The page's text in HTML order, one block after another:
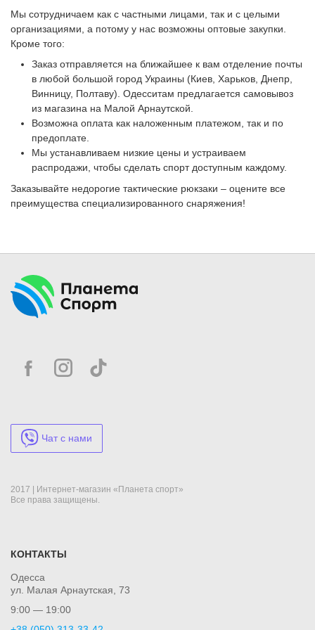
Мы сотрудничаем как с частными лицами, так и с целыми
организациями, а потому у нас возможны оптовые закупки.
Кроме того:
Заказ отправляется на ближайшее к вам отделение почты
в любой большой город Украины (Киев, Харьков, Днепр,
Винницу, Полтаву). Одесситам предлагается самовывоз
из магазина на Малой Арнаутской.
Возможна оплата как наложенным платежом, так и по
предоплате.
Мы устанавливаем низкие цены и устраиваем
распродажи, чтобы сделать спорт доступным каждому.
Заказывайте недорогие тактические рюкзаки – оцените все
преимущества специализированного снаряжения!
Чат с нами
2017 | Интернет-магазин «Планета спорт»
Все права защищены.
КОНТАКТЫ
Одесса
ул. Малая Арнаутская, 73
9:00 — 19:00